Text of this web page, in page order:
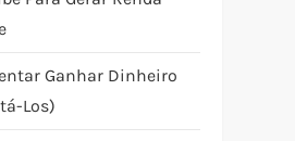
Ganhar Dinheiro
Los)